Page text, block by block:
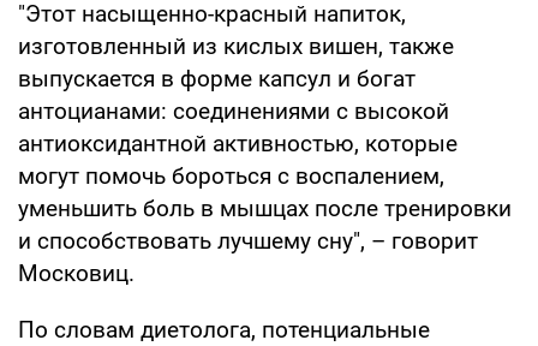
"Этот насыщенно-красный напиток,
изготовленный из кислых вишен, также
выпускается в форме капсул и богат
антоцианами: соединениями с высокой
антиоксидантной активностью, которые
могут помочь бороться с воспалением,
уменьшить боль в мышцах после тренировки
и способствовать лучшему сну", – говорит
Московиц.
По словам диетолога, потенциальные